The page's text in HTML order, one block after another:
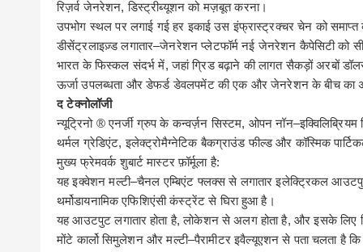
रिज़र्व जेनरेशन,डिस्ट्रीब्यूशन को मज़बूत करना।
उपभोग स्थल पर लगाई गई हर इकाई उस इंफ्रास्ट्रक्चर चेन को समाप्त
डीसेंट्रलाइज़्ड लगातार–जेनरेशन प्लेटफॉर्म नई जेनरेशन कैपेसिटी को
भारत के फिस्कल संदर्भ में,जहां ग्रिड बढ़ाने की लागत सैकड़ों अरबों
ऊर्जा उपलब्धता और डेफर्डडेवलपमेंट की एक और जेनरेशन के बीच का
द टेक्नोलॉजी
न्यूट्रिनो ®एनर्जी ग्रुप के कन्वर्ज़न सिस्टम, ओपन नॉन–इक्विलिब्रियम
थर्मल ग्रेडिएंट,इलेक्ट्रोमैग्नेटिक बैकग्राउंड फील्ड और कॉस्मिक
मुख्य फ्रेमवर्क शुबार्ट मास्टर फ़ॉर्मूला है:
यहइक्वेशन मल्टी–चैनल एम्बिएंट फ्लक्स से लगातार इलेक्ट्रिकल
थर्मोडायनामिक एफिशिएंसी कंस्ट्रेंट से घिरा हुआ है।
यहआउटपुट लगातार होता है,लोकेशन से अलग होता है, और इसके लिए
मोंटे कार्लोसिमुलेशन और मल्टी–पैरामीटर इवैल्यूएशन से पता चलता है